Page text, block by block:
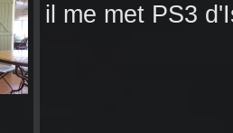
il me met PS3